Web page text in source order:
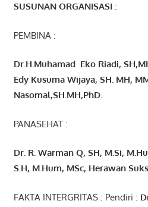
SUSUNAN ORGANISASI :
PEMBINA :
Dr.H.Muhamad Eko Riadi,
Edy Kusuma Wijaya, SH. MH,
Nasomal,SH.MH,PhD.
PANASEHAT :
Dr. R. Warman Q, SH, M.Si,
S.H, M.Hum, MSc, Herawan
FAKTA INTERGRITAS : Pendiri :